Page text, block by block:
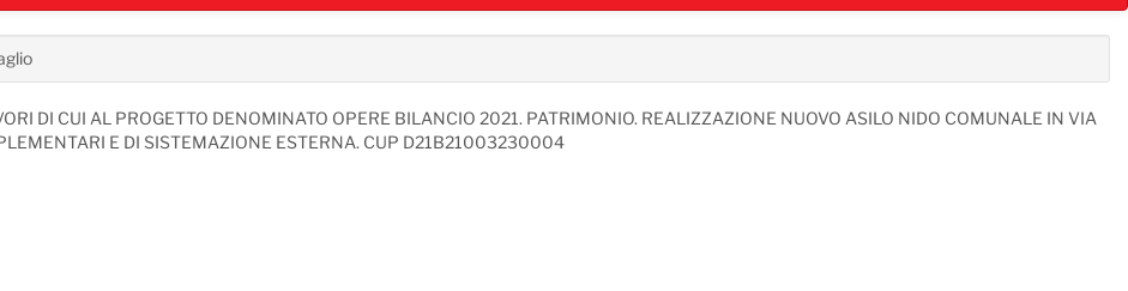
DI CUI AL PROGETTO DENOMINATO OPERE BILANCIO 2021. PATRIMONIO. REALIZZAZIONE NUOVO ASILO NIDO COMUNALE IN VIA
E DI SISTEMAZIONE ESTERNA. CUP D21B21003230004